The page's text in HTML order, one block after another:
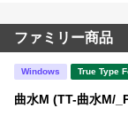
ファミリー商品
Windows True Type
曲水M (TT-曲水M/